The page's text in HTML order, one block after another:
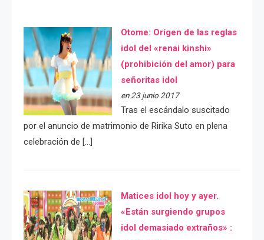
Otome: Orígen de las reglas
idol del «renai kinshi»
(prohibición del amor) para
señoritas idol
en 23 junio 2017
Tras el escándalo suscitado
por el anuncio de matrimonio de Ririka Suto en plena
celebración de […]
Matices idol hoy y ayer.
«Están surgiendo grupos
idol demasiado extraños» :